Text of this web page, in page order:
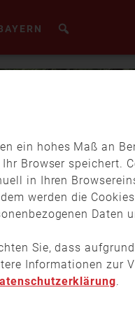
ein hohes Maß an
Browser speichert.
in Ihren
werden die
Daten
Sie, dass
Informationen zur
.